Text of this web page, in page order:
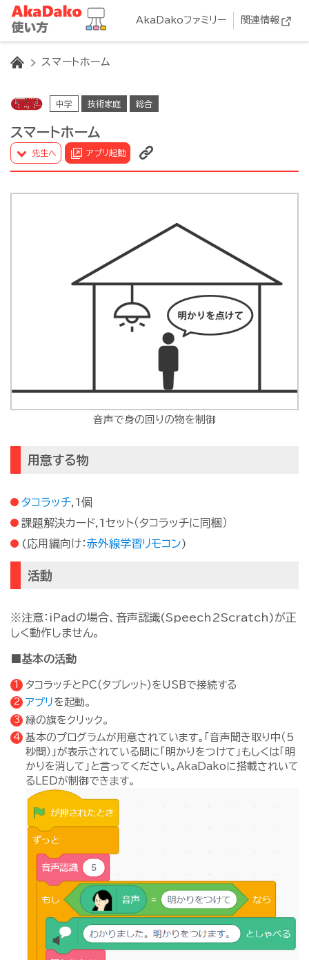
AkaDakoファミリー 関連情報
HOME
スマートホーム
中学 技術家庭 総合
スマートホーム
先生へ アプリ起動
音声で身の回りの物を制御
用意する物
タコラッチ,1個
課題解決カード,1セット（タコラッチに同梱）
(応用編向け：赤外線学習リモコン)
活動
※注意：iPadの場合、音声認識(Speech2Scratch)が正
しく動作しません。
■基本の活動
タコラッチとPC(タブレット)をUSBで接続する
アプリ を起動。
緑の旗をクリック。
基本のプログラムが用意されています。「音声聞き取り中（5
秒間）」が表示されている間に「明かりをつけて」もしくは「明
かりを消して」と言ってください。AkaDakoに搭載されいて
るLEDが制御できます。